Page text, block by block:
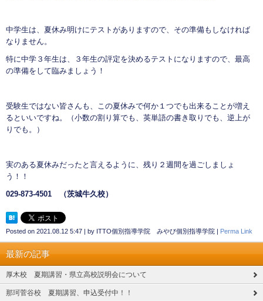
中学生は、夏休み明けにテストがありますので、その準備もしなければ
なりません。
特に中学３年生は、３年生の評定を決めるテストになりますので、最高
の準備をして臨みましょう！
受験生ではない皆さんも、この夏休みで何か１つでも出来ることが増え
るといいですね。（小数の割り算でも、英単語の書き取りでも、逆上が
りでも。）
実のある夏休みだったと言えるように、残り２週間を過ごしましょ
う！！
029-873-4501 （茨城牛久校）
Posted on 2021.08.12 5:47 | by ITTO個別指導学院 みやび個別指導学院 | Perma Link
最新の記事
厚木校 夏期講習・県立高校説明会について
那珂菅谷校 夏期講習、申込受付中！！